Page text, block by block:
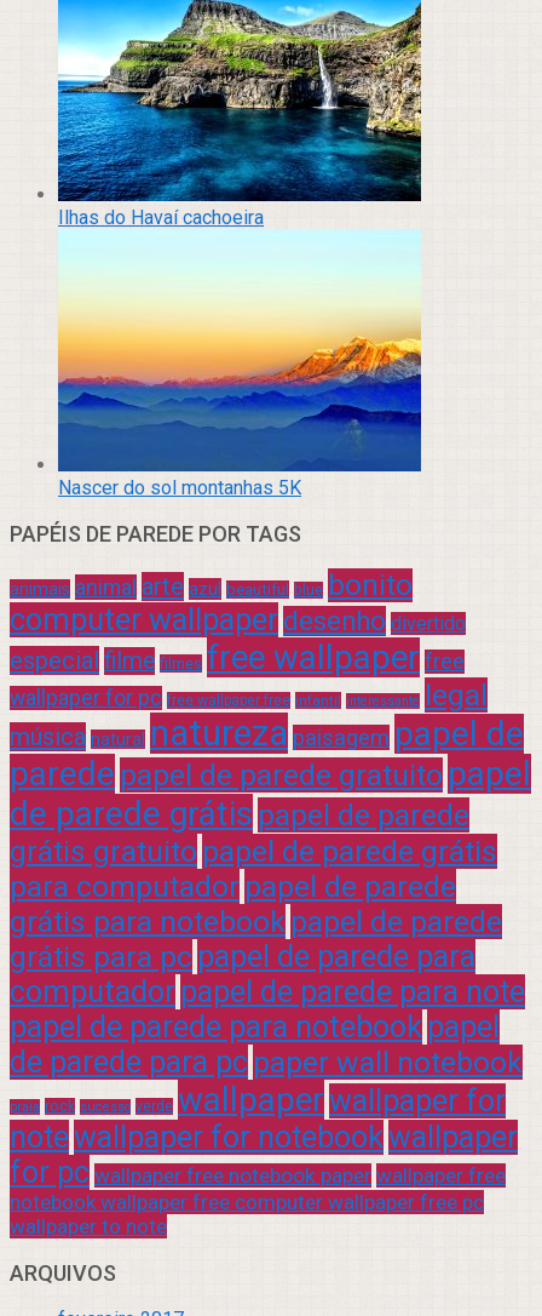
Ilhas do Havaí cachoeira
Nascer do sol montanhas 5K
PAPÉIS DE PAREDE POR TAGS
animais animal arte azul beautiful blue bonito
computer wallpaper desenho divertido
especial filme filmes free wallpaper free
wallpaper for pc free wallpaper free infantil interessante legal
música natural natureza paisagem papel de
parede papel de parede gratuito papel
de parede grátis papel de parede
grátis gratuito papel de parede grátis
para computador papel de parede
grátis para notebook papel de parede
grátis para pc papel de parede para
computador papel de parede para note
papel de parede para notebook papel
de parede para pc paper wall notebook
praia rock sucesso verde wallpaperwallpaper for
notewallpaper for notebookwallpaper
for pc wallpaper free notebook paper wallpaper free
notebook wallpaper free computer wallpaper free pc
wallpaper to note
ARQUIVOS